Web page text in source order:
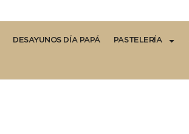
DESAYUNOS DÍA PAPÁ PASTELERÍA